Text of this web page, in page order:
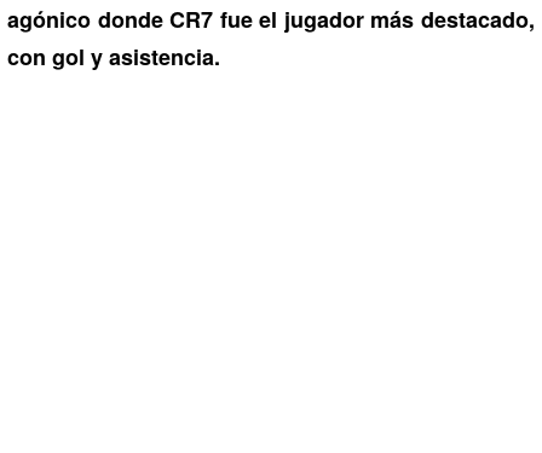
agónico donde CR7 fue el jugador más destacado,
con gol y asistencia.